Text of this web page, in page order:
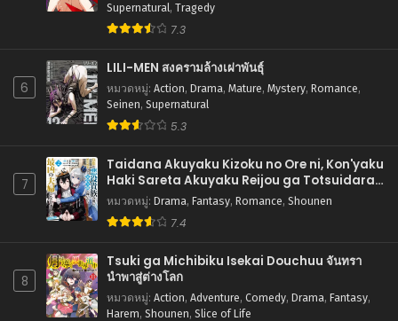
ตอนที่ 57
กุมภาพันธ์ 15, 2026
ตอนที่ 56
กุมภาพันธ์ 15, 2026
ตอนที่ 55
ตอนที่ 54
กุมภาพันธ์ 15, 2026
ตอนที่ 52
กุมภาพันธ์ 15, 2026
Supernatural, Tragedy
7.3
6
LILI-MEN สงครามล้างเผ่าพันธุ์
หมวดหมู่: Action, Drama, Mature, Mystery, Romance,
Seinen, Supernatural
5.3
7
Taidana Akuyaku Kizoku no Ore ni, Kon'yaku
Haki Sareta Akuyaku Reijou ga Totsuidara
Saikyou no Fuufu ni Narimashita การแก้แค้น
ของคู่สามีภรรยาตัวร้าย
หมวดหมู่: Drama, Fantasy, Romance, Shounen
7.4
8
Tsuki ga Michibiku Isekai Douchuu จันทรา
นำพาสู่ต่างโลก
หมวดหมู่: Action, Adventure, Comedy, Drama, Fantasy,
Harem, Shounen, Slice of Life